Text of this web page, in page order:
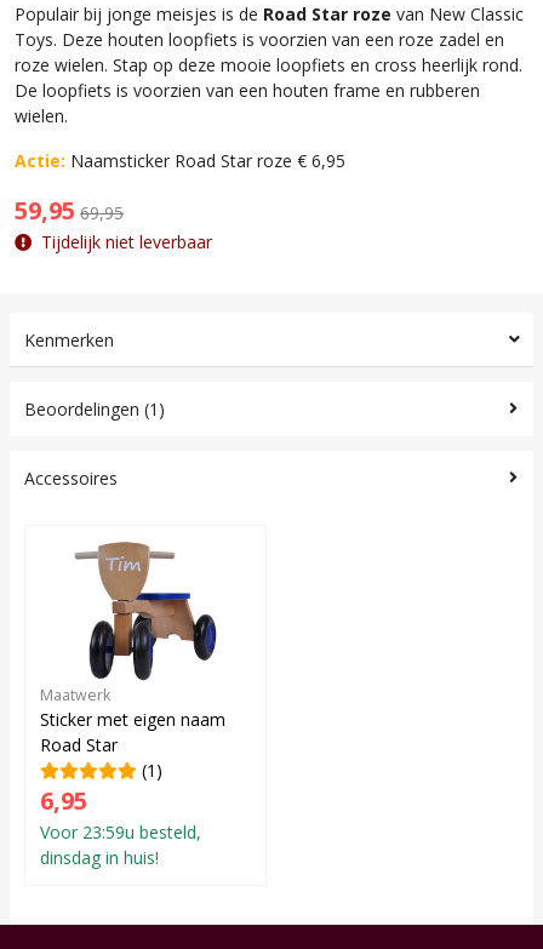
Populair bij jonge meisjes is de Road Star roze van New Classic
Toys. Deze houten loopfiets is voorzien van een roze zadel en
roze wielen. Stap op deze mooie loopfiets en cross heerlijk rond.
De loopfiets is voorzien van een houten frame en rubberen
wielen.
Actie: Naamsticker Road Star roze € 6,95
59,95 69,95
Tijdelijk niet leverbaar
Kenmerken
Beoordelingen (1)
Accessoires
Maatwerk
Sticker met eigen naam
Road Star
(1)
6,95
Voor 23:59u besteld,
dinsdag in huis!